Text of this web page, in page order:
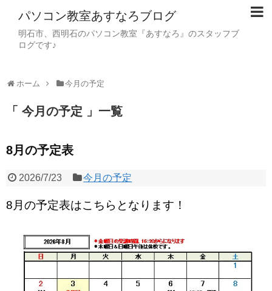
パソコン教室あすなろブログ
明石市、西明石のパソコン教室『あすなろ』のスタッフブ
ログです♪
ホーム 今月の予定
「 今月の予定 」一覧
8月の予定表
2026/7/23 今月の予定
8月の予定表はこちらとなります！